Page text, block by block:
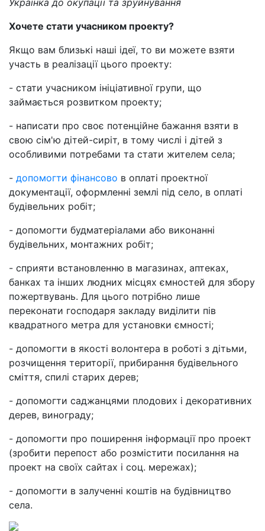
Українка до окупації та зруйнування
Хочете стати учасником проекту?
Якщо вам близькі наші ідеї, то ви можете взяти
участь в реалізації цього проекту:
- стати учасником ініціативної групи, що
займається розвитком проекту;
- написати про своє потенційне бажання взяти в
свою сім'ю дітей-сиріт, в тому числі і дітей з
особливими потребами та стати жителем села;
- допомогти фінансово в оплаті проектної
документації, оформленні землі під село, в оплаті
будівельних робіт;
- допомогти будматеріалами або виконанні
будівельних, монтажних робіт;
- сприяти встановленню в магазинах, аптеках,
банках та інших людних місцях ємностей для збору
пожертвувань. Для цього потрібно лише
переконати господаря закладу виділити пів
квадратного метра для установки ємності;
- допомогти в якості волонтера в роботі з дітьми,
розчищення території, прибирання будівельного
сміття, спилі старих дерев;
- допомогти саджанцями плодових і декоративних
дерев, винограду;
- допомогти про поширення інформації про проект
(зробити перепост або розмістити посилання на
проект на своїх сайтах і соц. мережах);
- допомогти в залученні коштів на будівництво
села.